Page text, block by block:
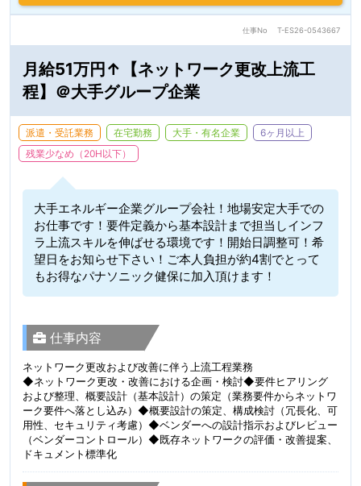
仕事No T-ES26-0543667
月給51万円↑【ネットワーク更改上流工
程】＠大手グループ企業
派遣・受託業務 在宅勤務 大手・有名企業
6ヶ月以上
残業少なめ（20H以下）
大手エネルギー企業グループ会社！地場安定大手での
お仕事です！要件定義から基本設計まで担当しインフ
ラ上流スキルを伸ばせる環境です！開始日調整可！希
望日をお知らせ下さい！ご本人負担が約4割でとって
もお得なパナソニック健保に加入頂けます！
仕事内容
ネットワーク更改および改善に伴う上流工程業務
◆ネットワーク更改・改善における企画・検討◆要件ヒアリング
および整理、概要設計（基本設計）の策定（業務要件からネットワ
ーク要件へ落とし込み）◆概要設計の策定、構成検討（冗長化、可
用性、セキュリティ考慮）◆ベンダーへの設計指示およびレビュー
（ベンダーコントロール）◆既存ネットワークの評価・改善提案、
ドキュメント標準化